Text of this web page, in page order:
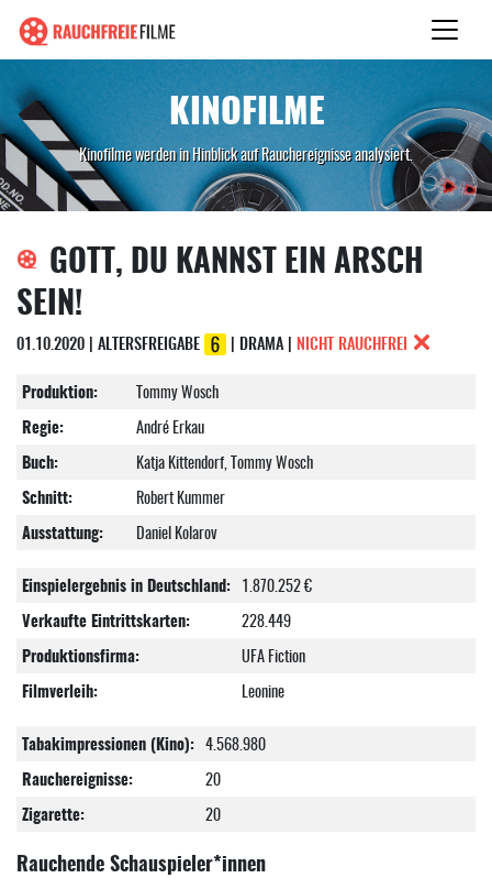
KINOFILME
Kinofilme werden in Hinblick auf Rauchereignisse analysiert.
GOTT, DU KANNST EIN ARSCH
SEIN!
01.10.2020 | ALTERSFREIGABE | DRAMA | NICHT RAUCHFREI
Produktion:
Tommy Wosch
Regie:
André Erkau
Buch:
Katja Kittendorf, Tommy Wosch
Schnitt:
Robert Kummer
Ausstattung:
Daniel Kolarov
Einspielergebnis in Deutschland: 1.870.252 €
Verkaufte Eintrittskarten:
228.449
Produktionsfirma:
UFA Fiction
Filmverleih:
Leonine
Tabakimpressionen (Kino): 4.568.980
Rauchereignisse:
20
Zigarette:
20
Rauchende Schauspieler*innen